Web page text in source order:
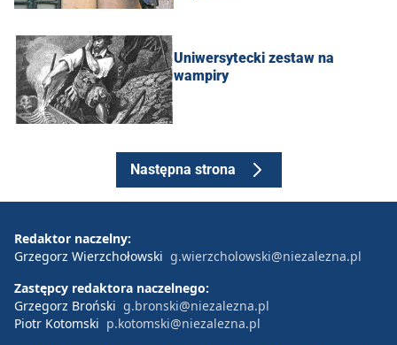
Uniwersytecki zestaw na
wampiry
Następna strona
Redaktor naczelny:
Grzegorz Wierzchołowski g.wierzcholowski@niezalezna.pl
Zastępcy redaktora naczelnego:
Grzegorz Broński g.bronski@niezalezna.pl
Piotr Kotomski p.kotomski@niezalezna.pl